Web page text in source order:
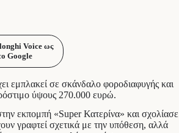
Voice ως
Google
εμπλακεί σε σκάνδαλο φοροδιαφυγής και
ύψους 270.000 ευρώ.
εκπομπή «Super Κατερίνα» και σχολίασε
γραφτεί σχετικά με την υπόθεση, αλλά